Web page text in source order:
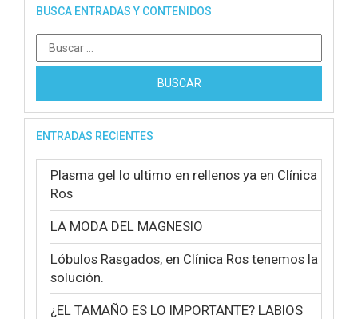
BUSCA ENTRADAS Y CONTENIDOS
Buscar:
ENTRADAS RECIENTES
Plasma gel lo ultimo en rellenos ya en Clínica
Ros
LA MODA DEL MAGNESIO
Lóbulos Rasgados, en Clínica Ros tenemos la
solución.
¿EL TAMAÑO ES LO IMPORTANTE? LABIOS